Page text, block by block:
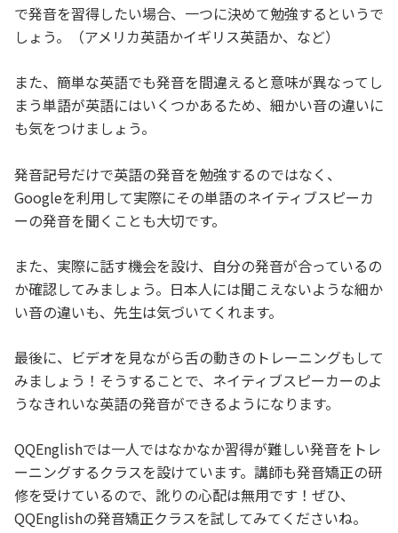
で発音を習得したい場合、一つに決めて勉強するというで
しょう。（アメリカ英語かイギリス英語か、など）
また、簡単な英語でも発音を間違えると意味が異なってし
まう単語が英語にはいくつかあるため、細かい音の違いに
も気をつけましょう。
発音記号だけで英語の発音を勉強するのではなく、
Googleを利用して実際にその単語のネイティブスピーカ
ーの発音を聞くことも大切です。
また、実際に話す機会を設け、自分の発音が合っているの
か確認してみましょう。日本人には聞こえないような細か
い音の違いも、先生は気づいてくれます。
最後に、ビデオを見ながら舌の動きのトレーニングもして
みましょう！そうすることで、ネイティブスピーカーのよ
うなきれいな英語の発音ができるようになります。
QQEnglishでは一人ではなかなか習得が難しい発音をトレ
ーニングするクラスを設けています。講師も発音矯正の研
修を受けているので、訛りの心配は無用です！ぜひ、
QQEnglishの発音矯正クラスを試してみてくださいね。